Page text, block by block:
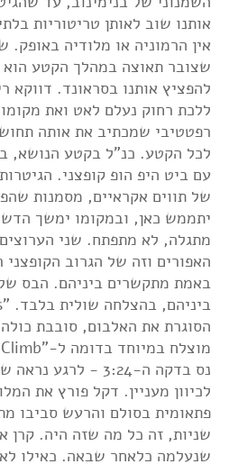
אותנו שוב לאותן טריטוריות
אין הרמוניה או מלודיה באופק.
שצובר תאוצה במהלך הקטע
להפציץ אותנו בסראונד. דווקא
ללכת רחוק נעלם לאט ואת מקומו
רפטטיבי שמכתיב את אותה
לכל הקטע. כנ"ל בקטע הנושא,
עם ביט היפ הופ קופצני.
של תווים אקראיים, מסמנות
יתממש כאן, ובמקומו ימשך
מתגלה, לא מתפתח. שני
האפורים וזה של הגרוב
באמת מתקשרים ביניהם. הבס
הסוגרת את האלבום, סובבת
נס בדקה ה-3:24 -
לכיוון מעניין. דקל פורץ את
שניות, זה כל מה שזה היה. קרן
שנעלמה כלאחר שבאה. כאילו לא